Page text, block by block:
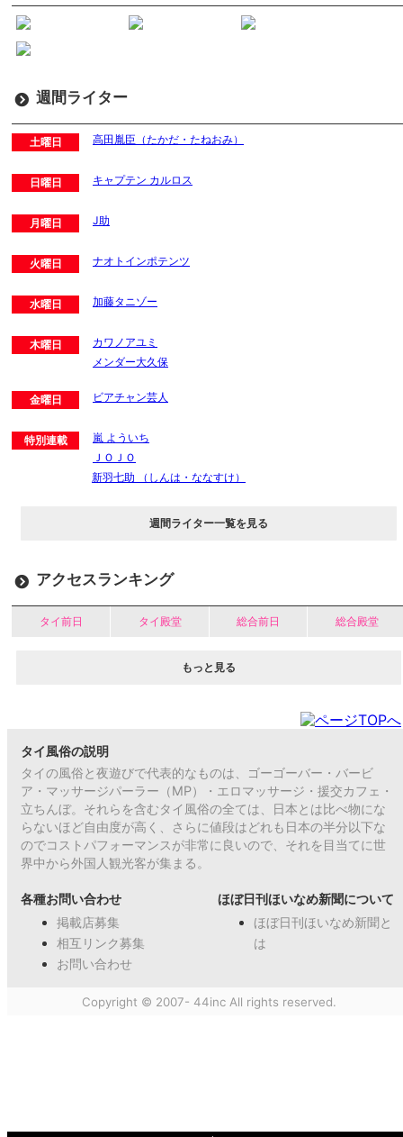
週間ライター
土曜日 高田胤臣（たかだ・たねおみ）
日曜日 キャプテン カルロス
月曜日 J助
火曜日 ナオトインポテンツ
水曜日 加藤タニゾー
木曜日
カワノアユミ
メンダー大久保
金曜日 ビアチャン芸人
特別連載
嵐 よういち
ＪＯＪＯ
新羽七助 （しんは・ななすけ）
週間ライター一覧を見る
アクセスランキング
タイ前日 タイ殿堂 総合前日 総合殿堂
もっと見る
タイ風俗の説明
タイの風俗と夜遊びで代表的なものは、ゴーゴーバー・バービ
ア・マッサージパーラー（MP）・エロマッサージ・援交カフェ・
立ちんぼ。それらを含むタイ風俗の全ては、日本とは比べ物にな
らないほど自由度が高く、さらに値段はどれも日本の半分以下な
のでコストパフォーマンスが非常に良いので、それを目当てに世
界中から外国人観光客が集まる。
各種お問い合わせ
掲載店募集
相互リンク募集
お問い合わせ
ほぼ日刊ほいなめ新聞について
ほぼ日刊ほいなめ新聞と
は
Copyright © 2007- 44inc All rights reserved.